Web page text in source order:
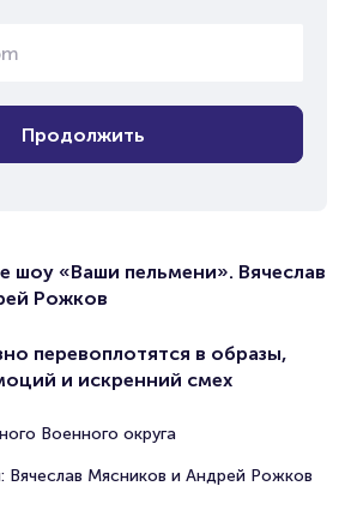
Продолжить
шоу «Ваши пельмени». Вячеслав
Рожков
перевоплотятся в образы,
и искренний смех
Военного округа
Вячеслав Мясников и Андрей Рожков